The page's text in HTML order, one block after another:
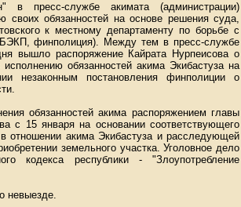
в пресс-службе акимата (администрации)
своих обязанностей на основе решения суда,
к местному департаменту по борьбе с
финполиция). Между тем в пресс-службе
вышло распоряжение Кайрата Нурпеисова о
обязанностей акима Экибастуза на
незаконным постановления финполиции о
обязанностей акима распоряжением главы
с 15 января на основании соответствующего
отношении акима Экибастуза и расследующей
земельного участка. Уголовное дело
кодекса республики - "Злоупотребление
невыезде.